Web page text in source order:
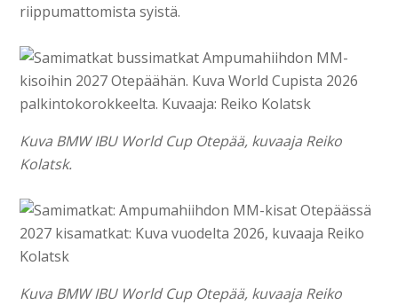
riippumattomista syistä.
Kuva BMW IBU World Cup Otepää, kuvaaja Reiko
Kolatsk.
Kuva BMW IBU World Cup Otepää, kuvaaja Reiko